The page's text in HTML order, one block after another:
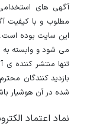
آگهی های
مطلوب و با کیفیت
این سایت بوده
می شود و وابسته به
تنها منتشر کننده ی
بازدید کنندگان
شده در آن هوشیار
نماد اعتماد